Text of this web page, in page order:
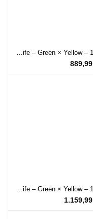
889,99
Flat Boning Knife – Green × Yellow – 16 Cm
1.159,99